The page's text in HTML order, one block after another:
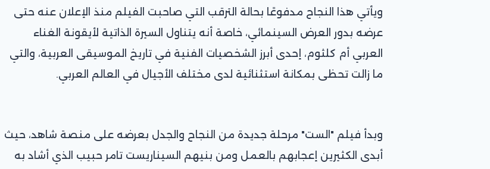
ويأتي هذا النجاح مدفوعًا بحالة الترقب التي صاحبت الفيلم منذ الإعلان عنه حتى
عرضه بدور العرض السينمائي، خاصة أنه يتناول السيرة الذاتية لأيقونة الغناء
العربي أم كلثوم، إحدى أبرز الشخصيات الفنية في تاريخ الموسيقى العربية، والتي
ما زالت تحظى بمكانة استثنائية لدى مختلف الأجيال في العالم العربي.
وبدأ فيلم "الست" مرحلة جديدة من النجاح والجدل بعرضه على منصة شاهد، حيث
أبدى الكثيرين إعجابهم بالعمل ومن بنيهم السيناريست تامر حبيب الذي أشاد به